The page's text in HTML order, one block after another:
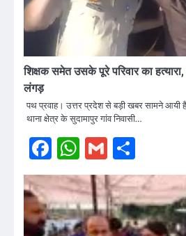
शिक्षक समेत उसके पूरे परिवार का
लंगड़
पथ प्रवाह। उत्तर प्रदेश से बड़ी खबर सामने आयी
थाना क्षेत्र के सुदामापुर गांव निवासी…
Facebook
WhatsApp
Gmail